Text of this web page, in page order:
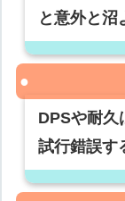
と意外と
DPSや耐久
試行錯誤す